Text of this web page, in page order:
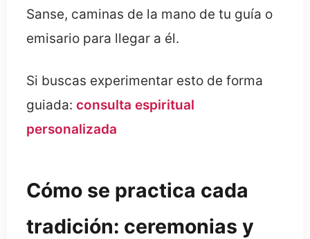
Sanse, caminas de la mano de tu guía o
emisario para llegar a él.
Si buscas experimentar esto de forma
guiada: consulta espiritual
personalizada
Cómo se practica cada
tradición: ceremonias y